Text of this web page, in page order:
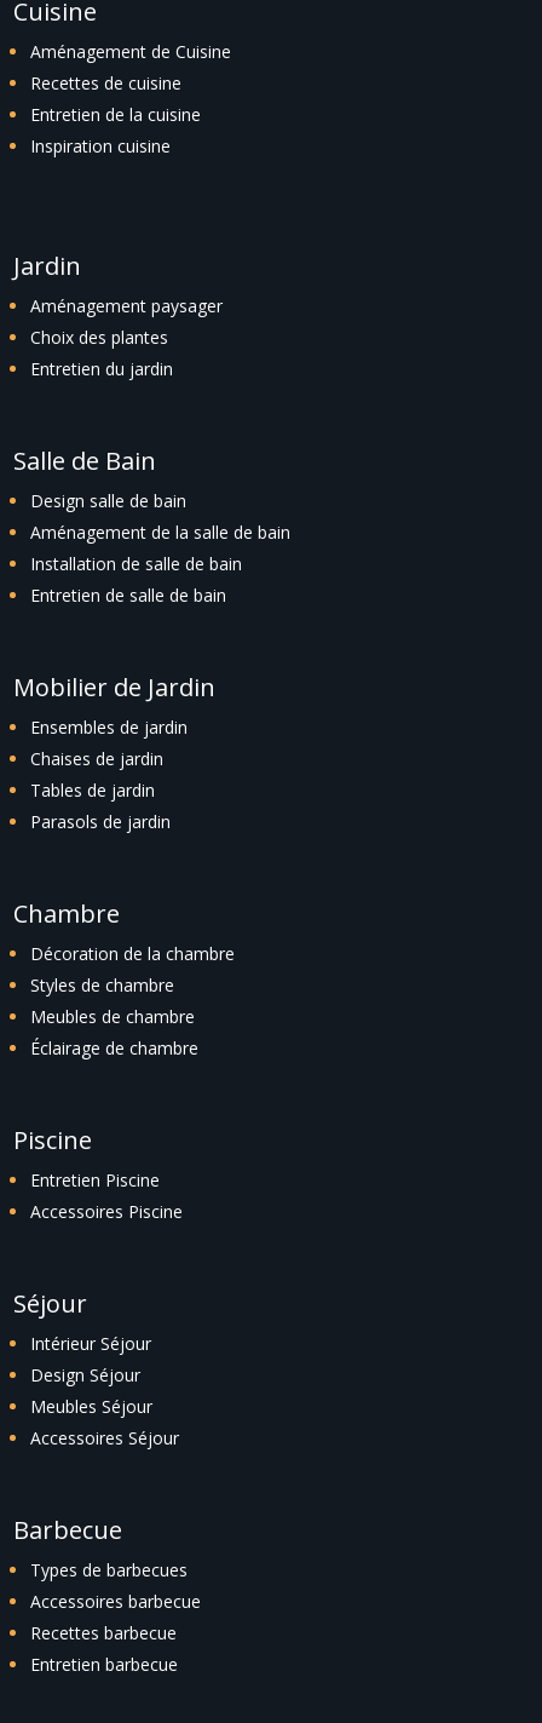
Cuisine
Aménagement de Cuisine
Recettes de cuisine
Entretien de la cuisine
Inspiration cuisine
Jardin
Aménagement paysager
Choix des plantes
Entretien du jardin
Salle de Bain
Design salle de bain
Aménagement de la salle de bain
Installation de salle de bain
Entretien de salle de bain
Mobilier de Jardin
Ensembles de jardin
Chaises de jardin
Tables de jardin
Parasols de jardin
Chambre
Décoration de la chambre
Styles de chambre
Meubles de chambre
Éclairage de chambre
Piscine
Entretien Piscine
Accessoires Piscine
Séjour
Intérieur Séjour
Design Séjour
Meubles Séjour
Accessoires Séjour
Barbecue
Types de barbecues
Accessoires barbecue
Recettes barbecue
Entretien barbecue